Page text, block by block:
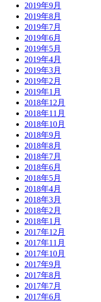
2019年9月
2019年8月
2019年7月
2019年6月
2019年5月
2019年4月
2019年3月
2019年2月
2019年1月
2018年12月
2018年11月
2018年10月
2018年9月
2018年8月
2018年7月
2018年6月
2018年5月
2018年4月
2018年3月
2018年2月
2018年1月
2017年12月
2017年11月
2017年10月
2017年9月
2017年8月
2017年7月
2017年6月